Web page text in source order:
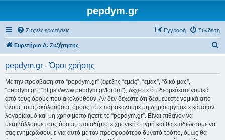
pepdym.gr
Συχνές ερωτήσεις Σύνδεση
Εγγραφή
Ευρετήριο Δ. Συζήτησης
pepdym.gr - Όροι χρήσης
Με την πρόσβαση στο “pepdym.gr” (εφεξής “εμείς”, “εμάς”, “δικό μας”,
“pepdym.gr”, “https://www.pepdym.gr/forum”), δέχεστε ότι δεσμεύεστε νομικά
από τους όρους που ακολουθούν. Αν δεν δέχεστε ότι δεσμεύεστε νομικά από
όλους τους ακόλουθους όρους τότε παρακαλούμε μη δημιουργήσετε κάποιον
λογαριασμό και μη χρησιμοποιήσετε το “pepdym.gr”. Είναι πιθανόν να
μεταβάλλουμε τους όρους οποιαδήποτε χρονική στιγμή και θα επιδιώξουμε να
σας ενημερώσουμε για αυτό με τον προσφορότερο δυνατό τρόπο, όμως θα